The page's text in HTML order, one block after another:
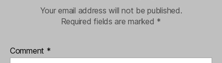
Your email address will not be published.
Required fields are marked *
Comment *